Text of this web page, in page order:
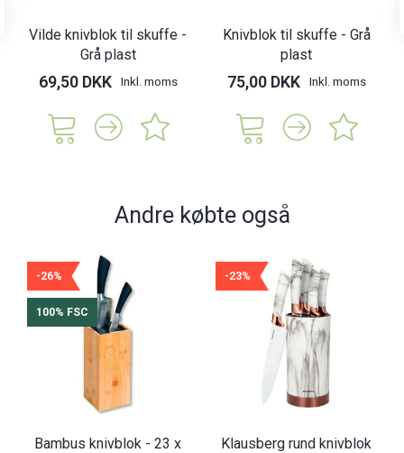
Vilde knivblok til skuffe -
Grå plast
69,50 DKK Inkl. moms
Knivblok til skuffe - Grå
plast
75,00 DKK Inkl. moms
Andre købte også
-26%
100% FSC
Bambus knivblok - 23 x
-23%
Klausberg rund knivblok